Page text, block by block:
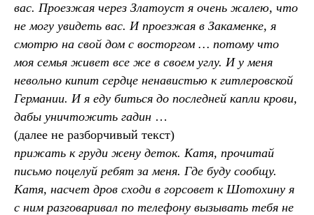
вас. Проезжая через Златоуст я очень жалею, что
не могу увидеть вас. И проезжая в Закаменке, я
смотрю на свой дом с восторгом … потому что
моя семья живет все же в своем углу. И у меня
невольно кипит сердце ненавистью к гитлеровской
Германии. И я еду биться до последней капли крови,
дабы уничтожить гадин …
(далее не разборчивый текст)
прижать к груди жену деток. Катя, прочитай
письмо поцелуй ребят за меня. Где буду сообщу.
Катя, насчет дров сходи в горсовет к Шотохину я
с ним разговаривал по телефону вызывать тебя не